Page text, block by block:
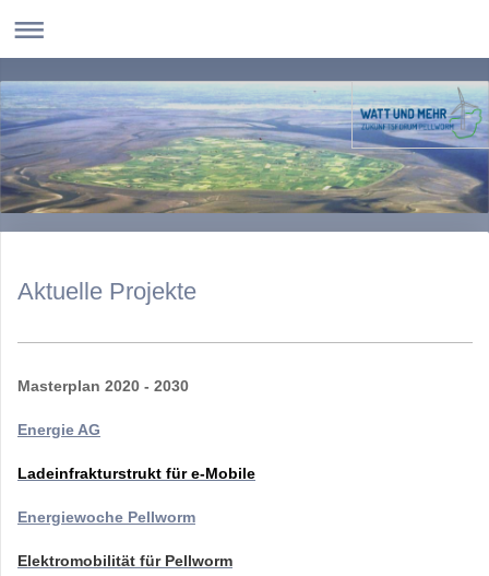
Aktuelle Projekte
Masterplan 2020 - 2030
Energie AG
Ladeinfrakturstrukt für e-Mobile
Energiewoche Pellworm
Elektromobilität für Pellworm